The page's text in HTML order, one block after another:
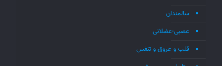
سالمندان
عصبی-عضلانی
قلب و عروق و تنفس